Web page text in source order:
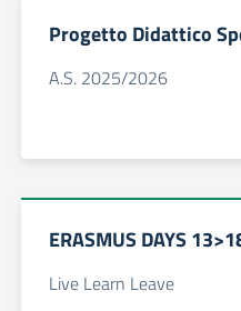
Progetto Didattico
A.S. 2025/2026
ERASMUS DAYS
Live Learn Leave